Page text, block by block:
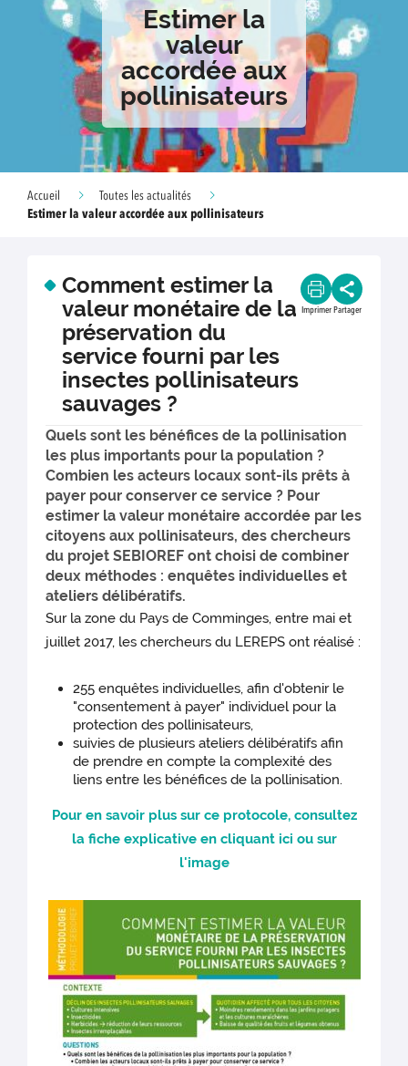
Estimer la
valeur
accordée aux
pollinisateurs
Accueil
Toutes les actualités
Estimer la valeur accordée aux pollinisateurs
Comment estimer la
valeur monétaire de la
préservation du
service fourni par les
insectes pollinisateurs
sauvages ?
Imprimer Partager
Quels sont les bénéfices de la pollinisation
les plus importants pour la population ?
Combien les acteurs locaux sont-ils prêts à
payer pour conserver ce service ? Pour
estimer la valeur monétaire accordée par les
citoyens aux pollinisateurs, des chercheurs
du projet SEBIOREF ont choisi de combiner
deux méthodes : enquêtes individuelles et
ateliers délibératifs.
Sur la zone du Pays de Comminges, entre mai et
juillet 2017, les chercheurs du LEREPS ont réalisé :
255 enquêtes individuelles, afin d'obtenir le
"consentement à payer" individuel pour la
protection des pollinisateurs,
suivies de plusieurs ateliers délibératifs afin
de prendre en compte la complexité des
liens entre les bénéfices de la pollinisation.
Pour en savoir plus sur ce protocole, consultez
la fiche explicative en cliquant ici ou sur
l'image